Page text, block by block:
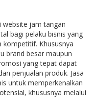
website jam tangan
bagi pelaku bisnis yang
kompetitif. Khususnya
brand besar maupun
yang tepat dapat
penjualan produk. Jasa
untuk memperkenalkan
khususnya melalui